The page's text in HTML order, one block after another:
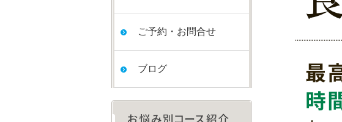
ご予約・お問合せ
ブログ